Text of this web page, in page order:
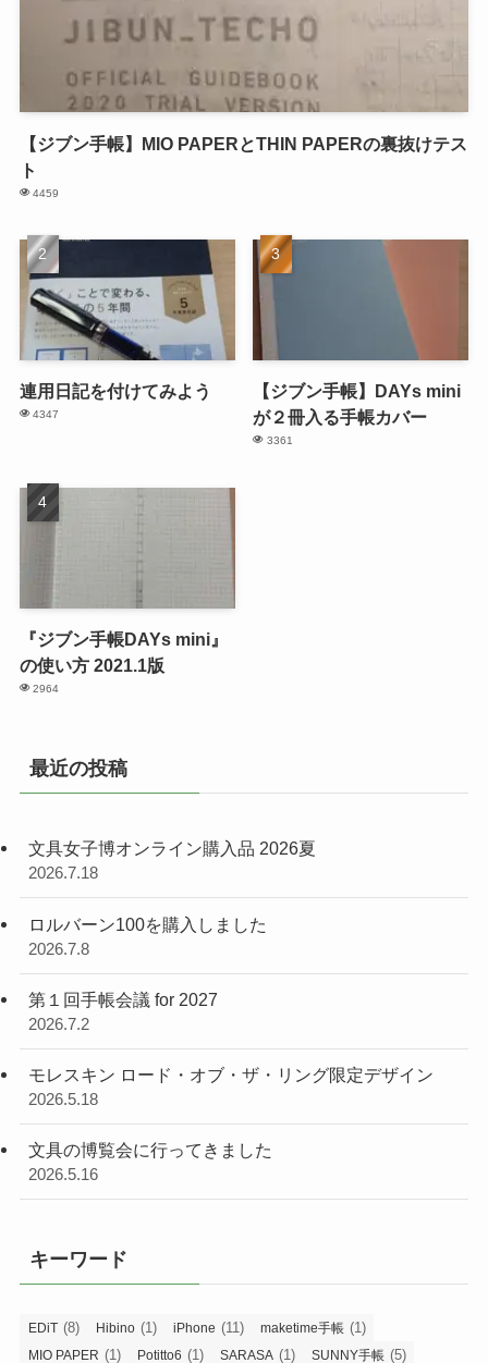
【ジブン手帳】MIO PAPERとTHIN PAPERの裏抜けテス
ト
4459
連用日記を付けてみよう
4347
【ジブン手帳】DAYs mini
が２冊入る手帳カバー
3361
『ジブン手帳DAYs mini』
の使い方 2021.1版
2964
最近の投稿
文具女子博オンライン購入品 2026夏
2026.7.18
ロルバーン100を購入しました
2026.7.8
第１回手帳会議 for 2027
2026.7.2
モレスキン ロード・オブ・ザ・リング限定デザイン
2026.5.18
文具の博覧会に行ってきました
2026.5.16
キーワード
EDiT (8) Hibino (1) iPhone (11) maketime手帳 (1)
MIO PAPER (1) Potitto6 (1) SARASA (1) SUNNY手帳 (5)